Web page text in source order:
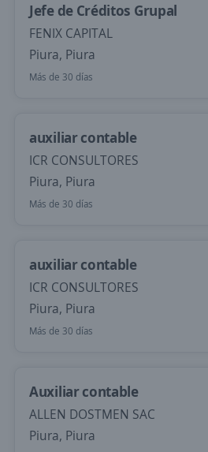
Jefe de Créditos Grupal
FENIX CAPITAL
Piura, Piura
Más de 30 días
auxiliar contable
ICR CONSULTORES
Piura, Piura
Más de 30 días
auxiliar contable
ICR CONSULTORES
Piura, Piura
Más de 30 días
Auxiliar contable
ALLEN DOSTMEN SAC
Piura, Piura